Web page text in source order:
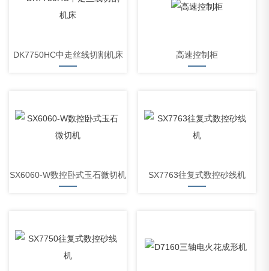
DK7750HC中走丝线切割机床 高速控制柜
SX6060-W数控卧式玉石微切机 SX7763往复式数控砂线机